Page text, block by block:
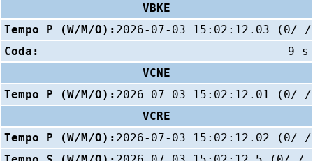
VBKE
Tempo P (W/M/O): 2026-07-03 15:02:12.03 (0/
Coda:
9 s
VCNE
Tempo P (W/M/O): 2026-07-03 15:02:12.01 (0/
VCRE
Tempo P (W/M/O): 2026-07-03 15:02:12.02 (0/